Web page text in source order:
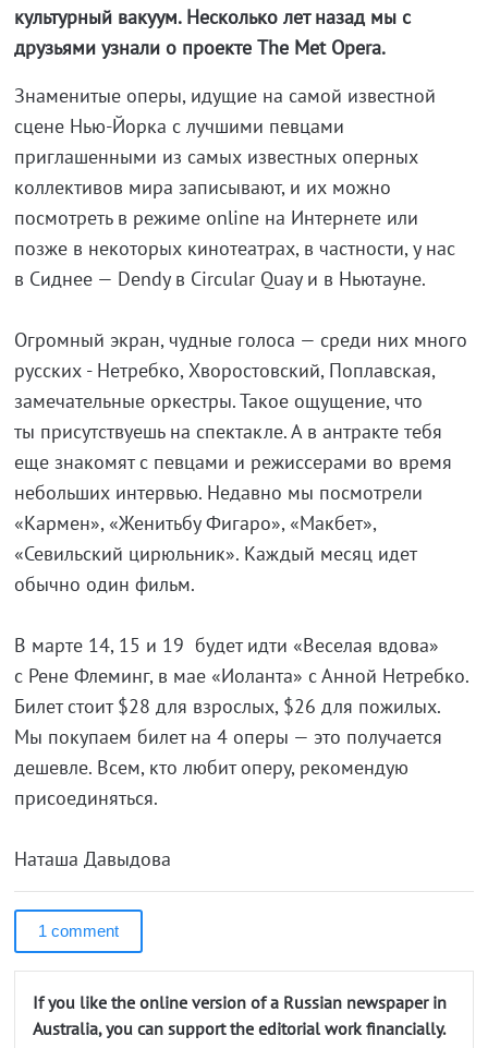
культурный вакуум. Несколько лет назад мы с
друзьями узнали о проекте The Met Opera.
Знаменитые оперы, идущие на самой известной
сцене Нью-Йорка с лучшими певцами
приглашенными из самых известных оперных
коллективов мира записывают, и их можно
посмотреть в режиме online на Интернете или
позже в некоторых кинотеатрах, в частности, у нас
в Сиднее — Dendy в Circular Quay и в Ньютауне.
Огромный экран, чудные голоса — среди них много
русских - Нетребко, Хворостовский, Поплавская,
замечательные оркестры. Такое ощущение, что
ты присутствуешь на спектакле. А в антракте тебя
еще знакомят с певцами и режиссерами во время
небольших интервью. Недавно мы посмотрели
«Кармен», «Женитьбу Фигаро», «Макбет»,
«Севильский цирюльник». Каждый месяц идет
обычно один фильм.
В марте 14, 15 и 19 будет идти «Веселая вдова»
с Рене Флеминг, в мае «Иоланта» с Анной Нетребко.
Билет стоит $28 для взрослых, $26 для пожилых.
Мы покупаем билет на 4 оперы — это получается
дешевле. Всем, кто любит оперу, рекомендую
присоединяться.
Наташа Давыдова
1 comment
If you like the online version of a Russian newspaper in
Australia, you can support the editorial work financially.